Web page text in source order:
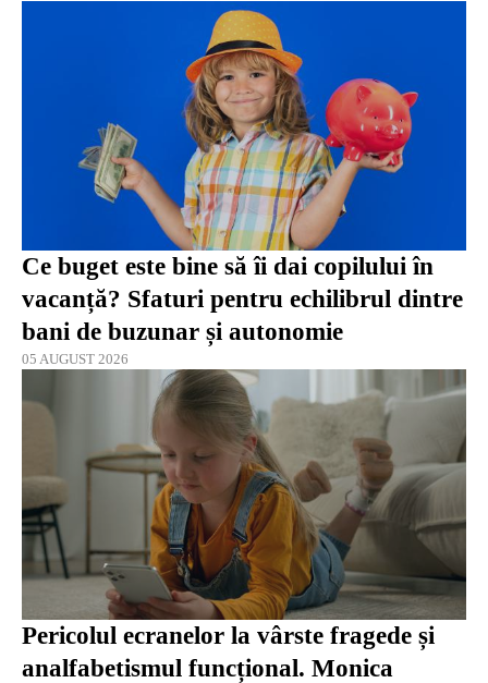
Ce buget este bine să îi dai copilului în
vacanță? Sfaturi pentru echilibrul dintre
bani de buzunar și autonomie
05 AUGUST 2026
Pericolul ecranelor la vârste fragede și
analfabetismul funcțional. Monica